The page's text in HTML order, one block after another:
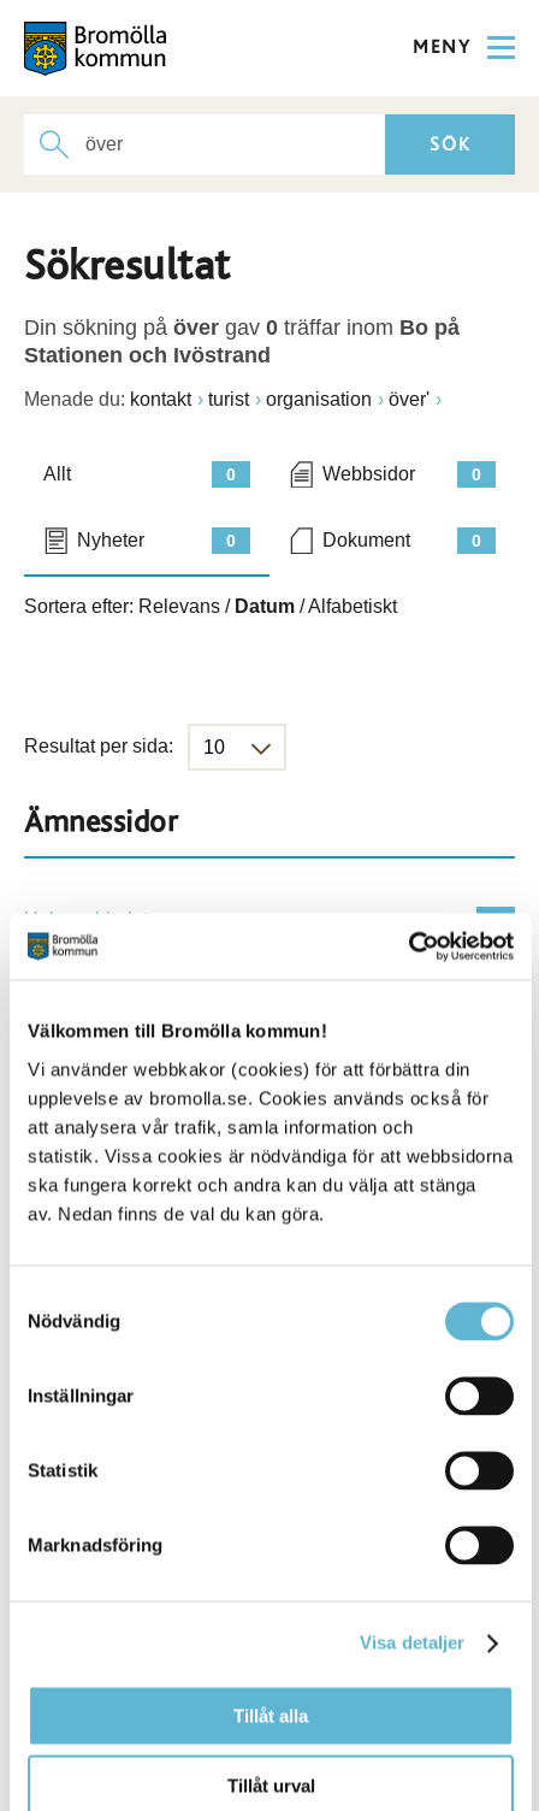
Välkommen till Bromölla kommun!
Vi använder webbkakor (cookies) för att förbättra din
upplevelse av bromolla.se. Cookies används också för
att analysera vår trafik, samla information och
statistik. Vissa cookies är nödvändiga för att webbsidorna
ska fungera korrekt och andra kan du välja att stänga
av. Nedan finns de val du kan göra.
Nödvändig
Inställningar
Statistik
Marknadsföring
Visa detaljer
Tillåt alla
Tillåt urval
MENY
Sökresultat
Din sökning på över gav 0 träffar inom Bo på
Stationen och Ivöstrand
Menade du: kontakt turist organisation över'
0
Allt 0
Webbsidor
0
Nyheter 0
Dokument
Sortera efter: Relevans / Datum /Alfabetiskt
Resultat per sida:
Ämnessidor
500
Hela webbplatsen
500
Alla platser
KONTAKT
Besöksadress
Box 18, 295 21 Bromölla
Fax: 0456-82 22 00